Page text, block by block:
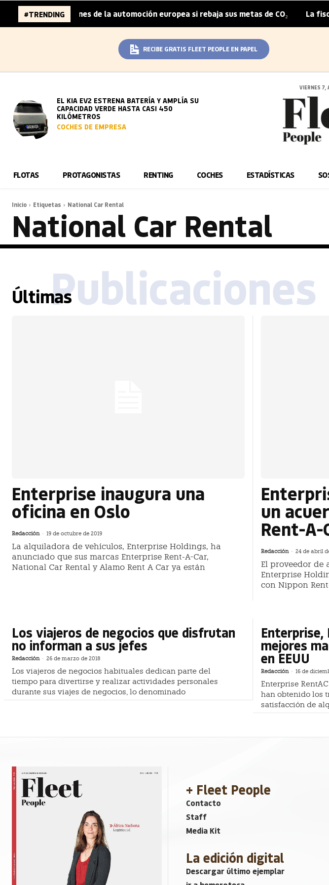
#TRENDING
96.000 millones de la automoción europea si rebaja sus metas de CO₂ | La
RECIBE GRATIS FLEET PEOPLE EN PAPEL
EL KIA EV2 ESTRENA BATERÍA Y AMPLÍA SU
CAPACIDAD VERDE HASTA CASI 450
KILÓMETROS
COCHES DE EMPRESA
VIERNES 7,
FLOTAS PROTAGONISTAS RENTING COCHES ESTADÍSTICAS
Inicio Etiquetas National Car Rental
National Car Rental
ÚltimasPublicaciones
Enterprise inaugura una
oficina en Oslo
Redacción - 19 de octubre de 2019
La alquiladora de vehículos, Enterprise Holdings, ha
anunciado que sus marcas Enterprise Rent-A-Car,
National Car Rental y Alamo Rent A Car ya están
un
Rent-A-
Redacción - 24 de abril
El proveedor de
Enterprise
con Nippon
Los viajeros de negocios que disfrutan
no informan a sus jefes
Redacción - 26 de marzo de 2018
Los viajeros de negocios habituales dedican parte del
tiempo para divertirse y realizar actividades personales
durante sus viajes de negocios, lo denominado
mejores
en EEUU
Redacción - 16 de
Enterprise
han obtenido los
satisfacción de
+ Fleet People
Contacto
Staff
Media Kit
La edición digital
Descargar último ejemplar